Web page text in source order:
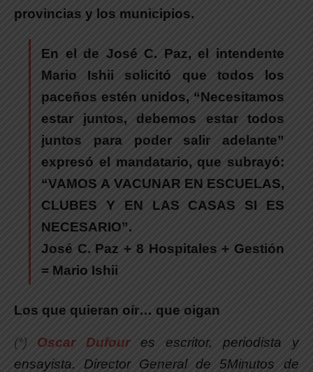
provincias y los municipios.
En el de José C. Paz, el intendente
Mario Ishii solicitó que todos los
paceños estén unidos, “Necesitamos
estar juntos, debemos estar todos
juntos para poder salir adelante”
expresó el mandatario, que subrayó:
“VAMOS A VACUNAR EN ESCUELAS,
CLUBES Y EN LAS CASAS SI ES
NECESARIO”.
José C. Paz + 8 Hospitales + Gestión
= Mario Ishii
Los que quieran oír… que oigan
(*) Oscar Dufour es escritor, periodista y
ensayista. Director General de 5Minutos de